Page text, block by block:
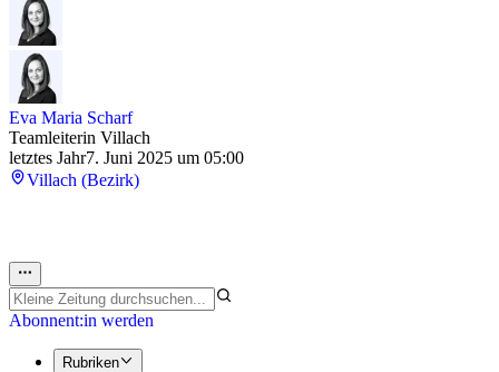
Eva Maria Scharf
Teamleiterin Villach
letztes Jahr7. Juni 2025 um 05:00
Villach (Bezirk)
Abonnent:in werden
Rubriken